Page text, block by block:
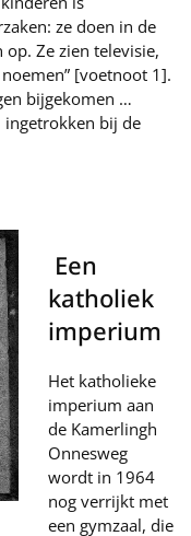
ze doen in de
Ze zien televisie,
[voetnoot 1].
bijgekomen …
ingetrokken bij de
Een
katholiek
imperium
Het katholieke
imperium aan
de Kamerlingh
Onnesweg
wordt in 1964
nog verrijkt met
een gymzaal, die